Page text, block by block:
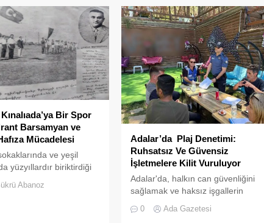
Bir Spor
Barsamyan ve
Mücadelesi
ve yeşil
yüzyıllardır biriktirdiği
mirasıyla yaşayan
mekânıdır.
Abanoz
Adalar’da Plaj Denetimi:
Ruhsatsız Ve Güvensiz
İşletmelere Kilit Vuruluyor
Adalar'da, halkın can güvenliğini
sağlamak ve haksız işgallerin
çaplı bir denetim operasyonu
0 Ada Gazetesi